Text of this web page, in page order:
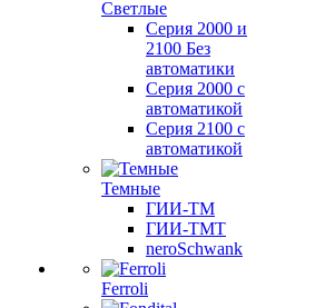
Светлые
Серия 2000 и
2100 Без
автоматики
Серия 2000 с
автоматикой
Серия 2100 с
автоматикой
Темные
ГИИ-ТМ
ГИИ-ТМТ
neroSchwank
Ferroli